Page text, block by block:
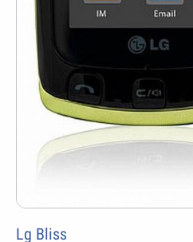
Lg Bliss